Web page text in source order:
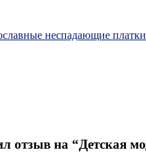
неспадающие платки
отзыв на “Детская